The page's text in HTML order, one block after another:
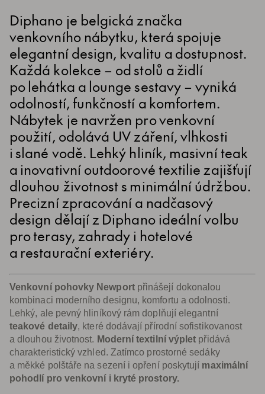
Diphano je belgická značka
venkovního nábytku, která spojuje
elegantní design, kvalitu a dostupnost.
Každá kolekce – od stolů a židlí
po lehátka a lounge sestavy – vyniká
odolností, funkčností a komfortem.
Nábytek je navržen pro venkovní
použití, odolává UV záření, vlhkosti
i slané vodě. Lehký hliník, masivní teak
a inovativní outdoorové textilie zajišťují
dlouhou životnost s minimální údržbou.
Precizní zpracování a nadčasový
design dělají z Diphano ideální volbu
pro terasy, zahrady i hotelové
a restaurační exteriéry.
Venkovní pohovky Newportpřinášejí dokonalou
kombinaci moderního designu, komfortu a odolnosti.
Lehký, ale pevný hliníkový rám doplňují elegantní
teakové detaily, které dodávají přírodní sofistikovanost
a dlouhou životnost. Moderní textilní výplet přidává
charakteristický vzhled. Zatímco prostorné sedáky
a měkké polštáře na sezení i opření poskytují maximální
pohodlí pro venkovní i kryté prostory.